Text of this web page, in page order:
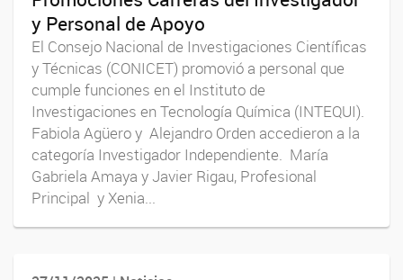
y Personal de Apoyo
El Consejo Nacional de Investigaciones Científicas
y Técnicas (CONICET) promovió a personal que
cumple funciones en el Instituto de
Investigaciones en Tecnología Química (INTEQUI).
Fabiola Agüero y Alejandro Orden accedieron a la
categoría Investigador Independiente. María
Gabriela Amaya y Javier Rigau, Profesional
Principal y Xenia...